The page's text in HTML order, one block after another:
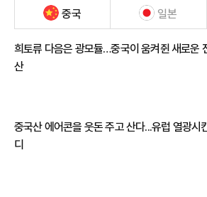
중국 일본
희토류 다음은 광모듈…중국이 움켜쥔 새로운
산
중국산 에어콘을 웃돈 주고 산다...유럽 열광시
디